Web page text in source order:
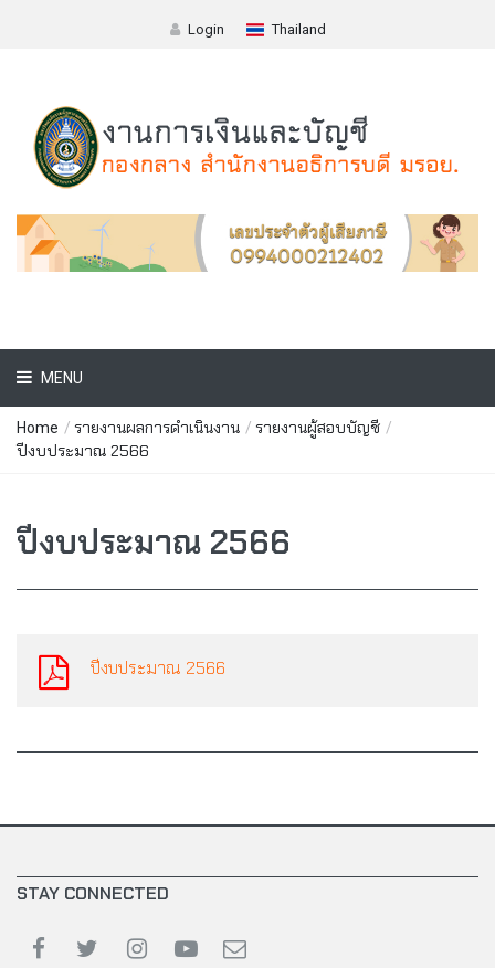
Login Thailand
MENU
Home / รายงานผลการดำเนินงาน / รายงานผู้สอบบัญชี /
ปีงบประมาณ 2566
ปีงบประมาณ 2566
ปีงบประมาณ 2566
STAY CONNECTED